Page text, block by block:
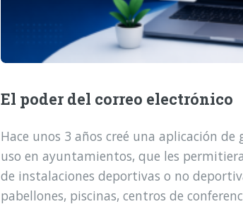
El poder del correo electrónico
Hace unos 3 años creé una aplicación
uso en ayuntamientos, que les
de instalaciones deportivas o no
pabellones, piscinas, centros de